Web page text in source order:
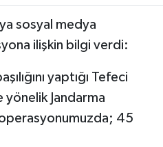
sosyal medya
ilişkin bilgi verdi:
yaptığı Tefeci
Jandarma
45